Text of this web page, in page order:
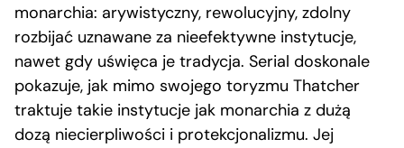
monarchia: arywistyczny, rewolucyjny, zdolny
rozbijać uznawane za nieefektywne instytucje,
nawet gdy uświęca je tradycja. Serial doskonale
pokazuje, jak mimo swojego toryzmu Thatcher
traktuje takie instytucje jak monarchia z dużą
dozą niecierpliwości i protekcjonalizmu. Jej